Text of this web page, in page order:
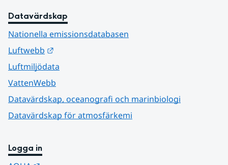
Datavärdskap
Nationella emissionsdatabasen
Luftwebb
Luftmiljödata
VattenWebb
Datavärdskap, oceanografi och marinbiologi
Datavärdskap för atmosfärkemi
Logga in